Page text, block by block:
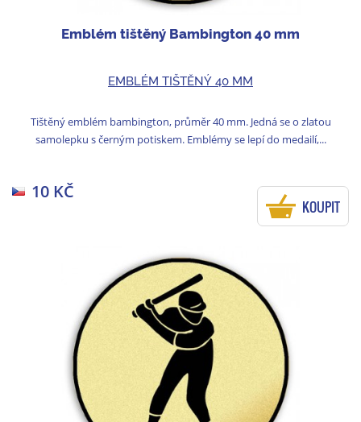
Emblém tištěný Bambington 40 mm
EMBLÉM TIŠTĚNÝ 40 MM
Tištěný emblém bambington, průměr 40 mm. Jedná se o zlatou
samolepku s černým potiskem. Emblémy se lepí do medailí,...
10 KČ
KOUPIT